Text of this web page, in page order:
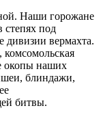
Наши горожане
под
дивизии вермахта.
окопы наших
блиндажи,
битвы.